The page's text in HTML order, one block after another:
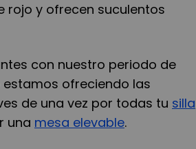
rojo y ofrecen suculentos
con nuestro periodo de
ofreciendo las
de una vez por todas tu silla
una mesa elevable.